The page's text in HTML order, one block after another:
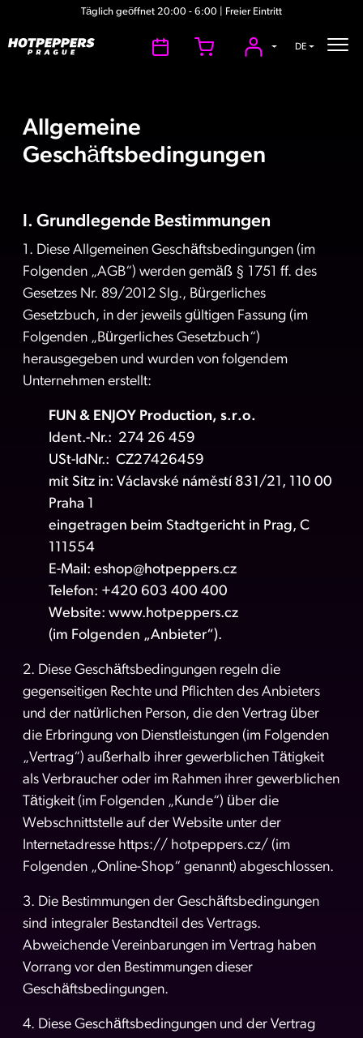
DE
Täglich geöffnet 20:00 - 6:00 | Freier Eintritt
Allgemeine
Geschäftsbedingungen
I. Grundlegende Bestimmungen
1. Diese Allgemeinen Geschäftsbedingungen (im
Folgenden „AGB“) werden gemäß § 1751 ff. des
Gesetzes Nr. 89/2012 Slg., Bürgerliches
Gesetzbuch, in der jeweils gültigen Fassung (im
Folgenden „Bürgerliches Gesetzbuch“)
herausgegeben und wurden von folgendem
Unternehmen erstellt:
FUN & ENJOY Production, s.r.o.
Ident.-Nr.: 274 26 459
USt-IdNr.: CZ27426459
mit Sitz in: Václavské náměstí 831/21, 110 00
Praha 1
eingetragen beim Stadtgericht in Prag, C
111554
E-Mail: eshop@hotpeppers.cz
Telefon: +420 603 400 400
Website: www.hotpeppers.cz
(im Folgenden „Anbieter“).
2. Diese Geschäftsbedingungen regeln die
gegenseitigen Rechte und Pflichten des Anbieters
und der natürlichen Person, die den Vertrag über
die Erbringung von Dienstleistungen (im Folgenden
„Vertrag“) außerhalb ihrer gewerblichen Tätigkeit
als Verbraucher oder im Rahmen ihrer gewerblichen
Tätigkeit (im Folgenden „Kunde“) über die
Webschnittstelle auf der Website unter der
Internetadresse https:// hotpeppers.cz/ (im
Folgenden „Online-Shop“ genannt) abgeschlossen.
3. Die Bestimmungen der Geschäftsbedingungen
sind integraler Bestandteil des Vertrags.
Abweichende Vereinbarungen im Vertrag haben
Vorrang vor den Bestimmungen dieser
Geschäftsbedingungen.
4. Diese Geschäftsbedingungen und der Vertrag